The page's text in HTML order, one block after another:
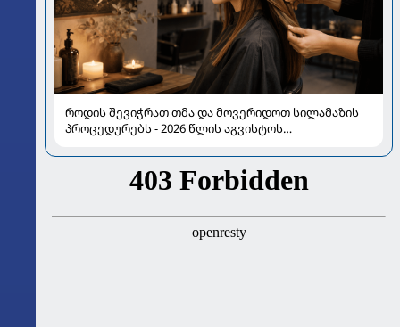
როდის შევიჭრათ თმა და მოვერიდოთ სილამაზის
პროცედურებს - 2026 წლის აგვისტოს